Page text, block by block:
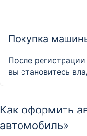
Покупка
После
вы становитесь
Как оформить
автомобиль»